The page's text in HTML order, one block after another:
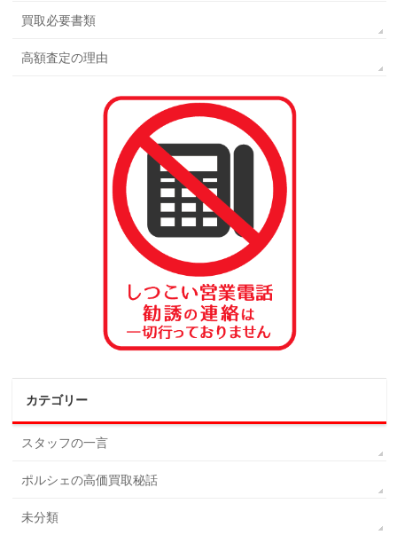
買取必要書類
高額査定の理由
カテゴリー
スタッフの一言
ポルシェの高価買取秘話
未分類